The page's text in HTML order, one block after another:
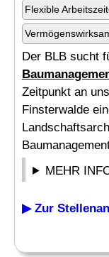
Flexible
Der BLB sucht
Zeitpunkt an
Finsterwalde
MEHR
▶ Zur